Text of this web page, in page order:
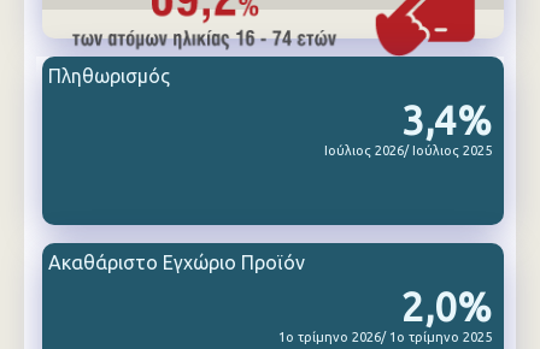
3,4%
Ιούλιος 2026/ Ιούλιος 2025
Πληθωρισμός
2,0%
1ο τρίμηνο 2026/ 1ο τρίμηνο 2025
Ακαθάριστο Εγχώριο Προϊόν